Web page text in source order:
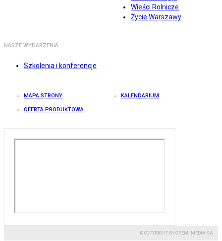
Wieści Rolnicze
Życie Warszawy
NASZE WYDARZENIA
Szkolenia i konferencje
MAPA STRONY KALENDARIUM
OFERTA PRODUKTOWA
© COPYRIGHT BY GREMI MEDIA SA